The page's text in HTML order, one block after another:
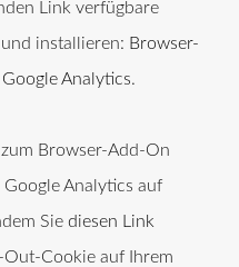
Link verfügbare
installieren: Browser-
Analytics.
Browser-Add-On
Google Analytics auf
Siediesen Link
Cookie auf Ihrem